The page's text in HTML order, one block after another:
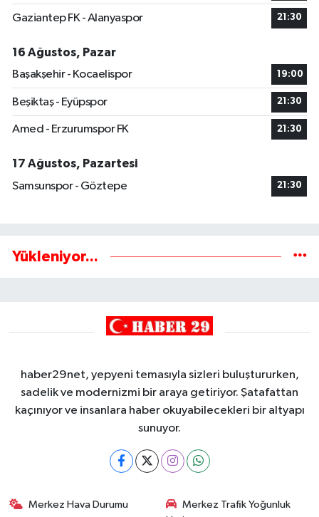
Gaziantep FK - Alanyaspor 21:30
16 Ağustos, Pazar
Başakşehir - Kocaelispor
19:00
Beşiktaş - Eyüpspor 21:30
Amed - Erzurumspor FK 21:30
17 Ağustos, Pazartesi
Samsunspor - Göztepe
21:30
Yükleniyor...
haber29net, yepyeni temasıyla sizleri buluştururken,
sadelik ve modernizmi bir araya getiriyor. Şatafattan
kaçınıyor ve insanlara haber okuyabilecekleri bir altyapı
sunuyor.
Merkez Hava Durumu
Merkez Trafik Yoğunluk